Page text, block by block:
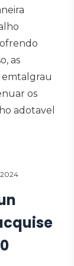
as
emtalgrau
os
adotavel